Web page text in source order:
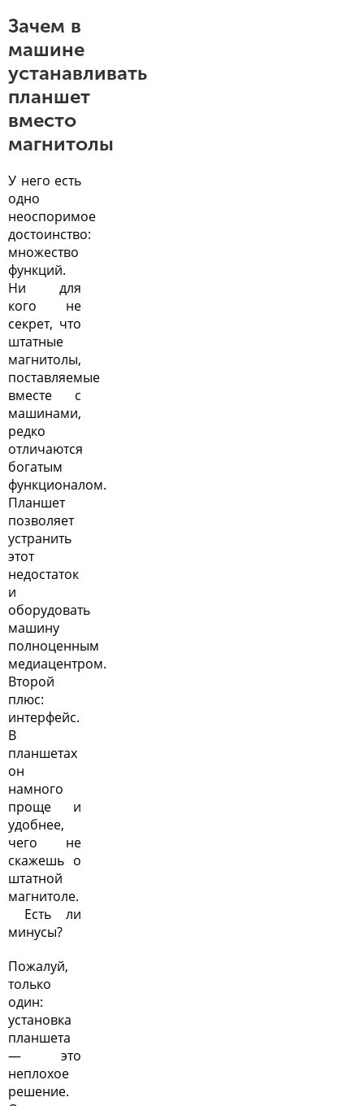
Зачем в
машине
устанавливать
планшет
вместо
магнитолы
У него есть
одно
неоспоримое
достоинство:
множество
функций.
Ни для
кого не
секрет, что
штатные
магнитолы,
поставляемые
вместе с
машинами,
редко
отличаются
богатым
функционалом.
Планшет
позволяет
устранить
этот
недостаток
и
оборудовать
машину
полноценным
медиацентром.
Второй
плюс:
интерфейс.
В
планшетах
он
намного
проще и
удобнее,
чего не
скажешь о
штатной
магнитоле.
Есть ли
минусы?
Пожалуй,
только
один:
установка
планшета
— это
неплохое
решение.